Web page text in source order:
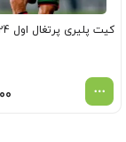
کیت پلیری پرتغال اول 2024 یورو